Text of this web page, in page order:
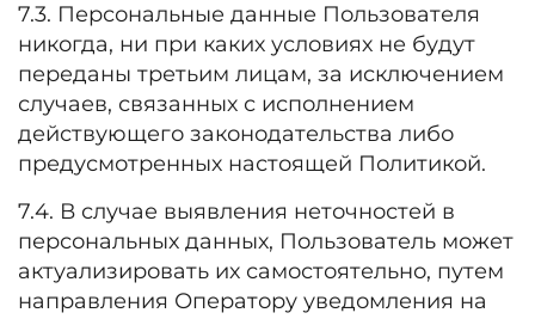
7.3. Персональные данные Пользователя
никогда, ни при каких условиях не будут
переданы третьим лицам, за исключением
случаев, связанных с исполнением
действующего законодательства либо
предусмотренных настоящей Политикой.
7.4. В случае выявления неточностей в
персональных данных, Пользователь может
актуализировать их самостоятельно, путем
направления Оператору уведомления на